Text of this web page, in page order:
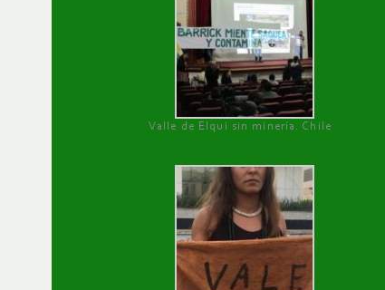
Valle de Elqui sin minería. Chile